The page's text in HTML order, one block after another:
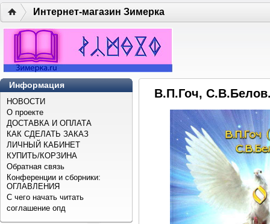
Интернет-магазин Зимерка
Информация
НОВОСТИ
О проекте
ДОСТАВКА И ОПЛАТА
КАК СДЕЛАТЬ ЗАКАЗ
ЛИЧНЫЙ КАБИНЕТ
КУПИТЬ/КОРЗИНА
Обратная связь
Конференции и сборники:
ОГЛАВЛЕНИЯ
С чего начать читать
соглашение опд
В.П.Гоч,